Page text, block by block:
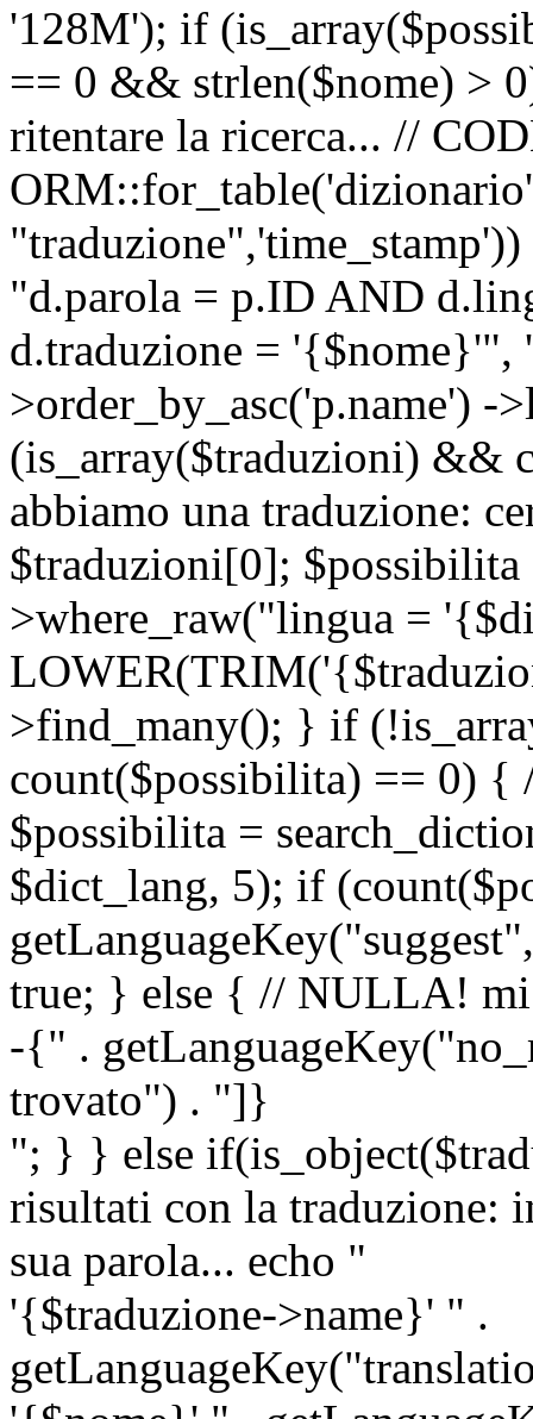
'128M'); if
== 0 && strlen($nome) >
ritentare la ricerca... //
"d.parola = p.ID AND
d.traduzione = '{$nome}'",
>order_by_asc('p.name')
(is_array($traduzioni) &&
abbiamo una traduzione:
$traduzioni[0];
>where_raw("lingua =
>find_many(); } if
count($possibilita) == 0) {
$possibilita =
$dict_lang, 5); if
true; } else { // NULLA! mi
-{" .
trovato") . "]}
"; } } else
risultati con la traduzione:
sua parola... echo "
'{$traduzione->name}' " .